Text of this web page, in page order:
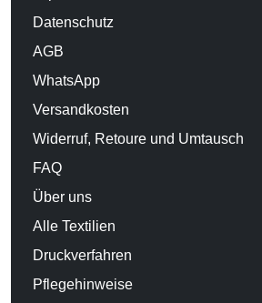
Datenschutz
AGB
WhatsApp
Versandkosten
Widerruf, Retoure und Umtausch
FAQ
Über uns
Alle Textilien
Druckverfahren
Pflegehinweise